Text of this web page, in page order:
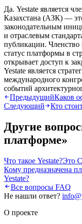
Да. Yestate является
Казахстана (АЗК) —
законодательным
и отраслевым
публикации.
статус платформы в
открывает доступ к
Yestate является
международного
событий
ПредыдущийКаков
Следующий
Кто
Другие
платформе»
Что такое Yestate?Это
Кому предназначена
Yestate?
Все вопросы FAQ
Не нашли ответ?
О проекте